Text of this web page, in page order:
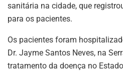
sanitária na cidade, que
para os pacientes.
Os pacientes foram
Dr. Jayme Santos Neves, na
tratamento da doença no